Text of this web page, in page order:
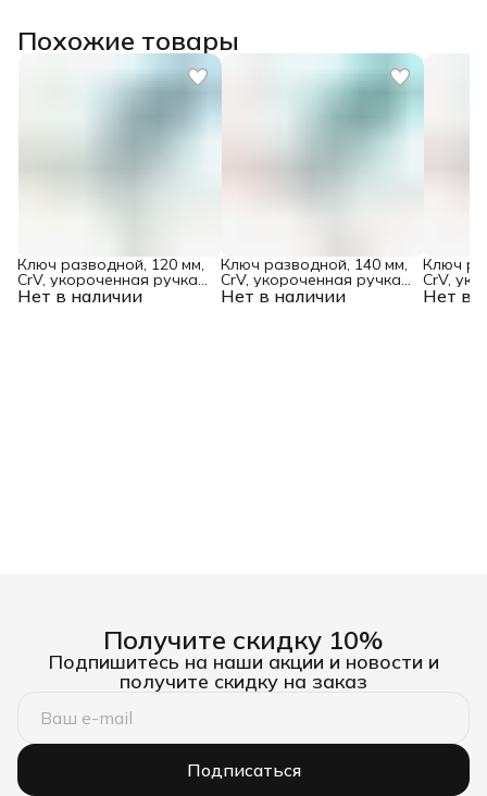
Похожие товары
Нет в наличии
Ключ разводной, 120 мм,
CrV, укороченная ручка
Gross Нет в наличии
Ключ разводной, 140 мм,
CrV, укороченная ручка
Gross Нет в
Ключ
CrV,
Gross
Получите скидку 10%
Подпишитесь на наши акции и новости и
получите скидку на заказ
Подписаться